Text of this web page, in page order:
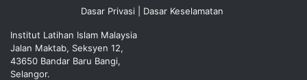
Dasar Privasi Dasar Keselamatan
Institut Latihan Islam Malaysia
Jalan Maktab, Seksyen 12,
43650 Bandar Baru Bangi,
Selangor.